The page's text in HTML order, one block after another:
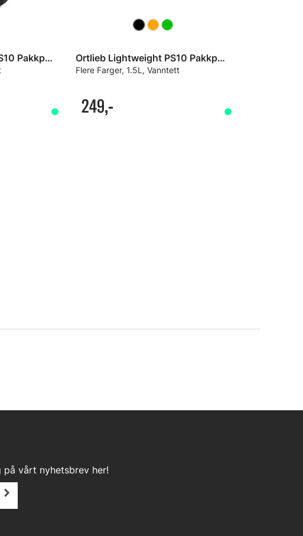
Ortlieb Lightweight PS10 Pakkpose Ortlieb Lightweight PS10 Pakkpose
Flere Farger, 1.5L, Vanntett
249,-
vårt nyhetsbrev her!